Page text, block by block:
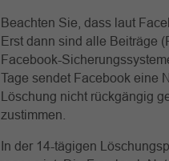
Beachten Sie, dass laut
Erst dann sind alle Beiträge
Facebook-
Tage sendet Facebook eine
Löschung nicht rückgängig
zustimmen.
In der 14-tägigen